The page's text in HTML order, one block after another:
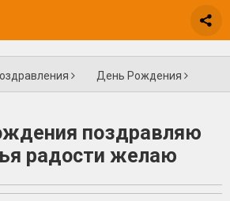
День Рождения
поздравляю
радости желаю